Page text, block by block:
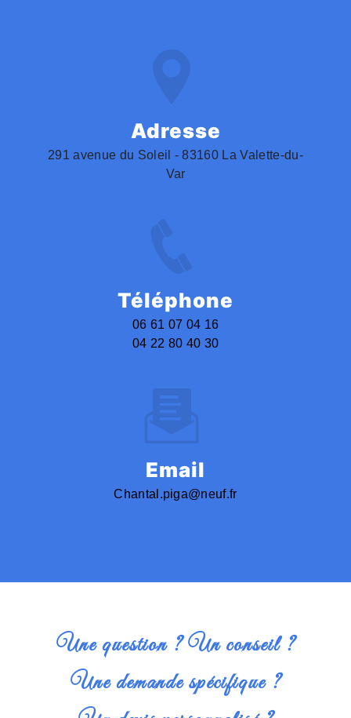
Adresse
291 avenue du Soleil - 83160 La Valette-du-
Var
Téléphone
06 61 07 04 16
04 22 80 40 30
Email
chantal.piga@neuf.fr
Une question ? Un conseil ?
Une demande spécifique ?